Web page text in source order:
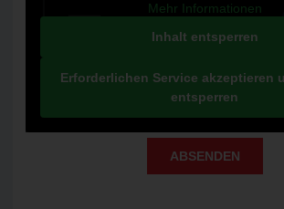
Mehr Informationen
Inhalt entsperren
Erforderlichen Service akzeptieren
entsperren
ABSENDEN